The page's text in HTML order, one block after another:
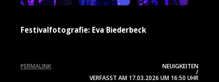
Festivalfotografie: Eva Biederbeck
NEUIGKEITEN
/
VERFASST AM 17.03.2026 UM 16:50 UHR
PERMALINK